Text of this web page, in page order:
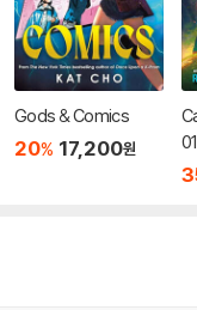
Gods & Comics
20% 17,200원